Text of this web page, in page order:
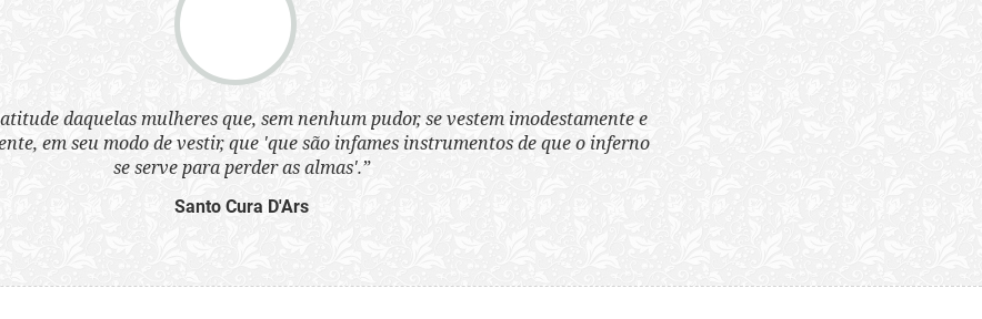
daquelas mulheres que, sem nenhum pudor, se vestem imodestamente e
em seu modo de vestir, que 'que são infames instrumentos de que o inferno
se serve para perder as almas'.”
Santo Cura D'Ars